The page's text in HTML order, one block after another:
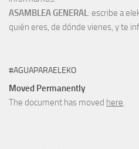
ASAMBLEA GENERAL: escribe a
quién eres, de dónde vienes, y te
#AGUAPARAELEKO
Moved Permanently
The document has moved here.